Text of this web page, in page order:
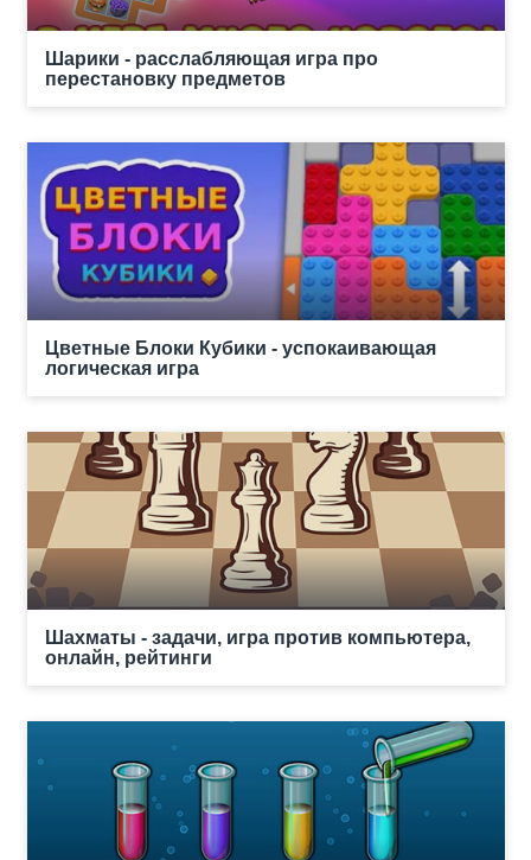
Шарики - расслабляющая игра про
перестановку предметов
Цветные Блоки Кубики - успокаивающая
логическая игра
Шахматы - задачи, игра против компьютера,
онлайн, рейтинги